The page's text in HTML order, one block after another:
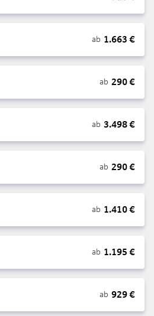
ab 1.663 €
ab 290€
ab 3.498€
ab 290€
ab 1.410€
ab 1.195 €
ab 929€